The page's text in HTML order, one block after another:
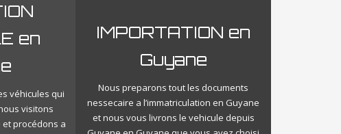
en
véhicules qui
visitons
procédons a
IMPORTATION en
Guyane
Nous preparons tout les documents
nessecaire a l’immatriculation en Guyane
et nous vous livrons le vehicule depuis